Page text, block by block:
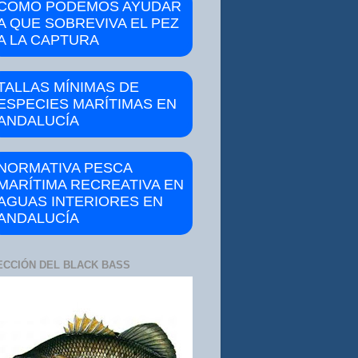
PODEMOS AYUDAR
QUE SOBREVIVA EL PEZ
LA CAPTURA
MÍNIMAS DE
MARÍTIMAS EN
PESCA
RECREATIVA EN
INTERIORES EN
DEL BLACK BASS